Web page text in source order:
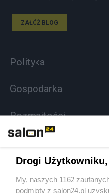
ZAŁÓŻ BLOG
Polityka
Gospodarka
Rozmaitości
Sport
Drogi Użytkowniku,
My, naszych 1162
podmioty z salon24.pl